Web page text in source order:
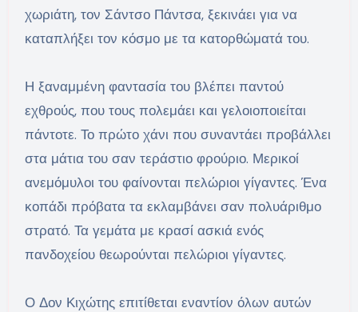
χωριάτη, τον Σάντσο Πάντσα, ξεκινάει για να
καταπλήξει τον κόσμο με τα κατορθώματά του.
Η ξαναμμένη φαντασία του βλέπει παντού
εχθρούς, που τους πολεμάει και γελοιοποιείται
πάντοτε. Το πρώτο χάνι που συναντάει προβάλλει
στα μάτια του σαν τεράστιο φρούριο. Μερικοί
ανεμόμυλοι του φαίνονται πελώριοι γίγαντες. Ένα
κοπάδι πρόβατα τα εκλαμβάνει σαν πολυάριθμο
στρατό. Τα γεμάτα με κρασί ασκιά ενός
πανδοχείου θεωρούνται πελώριοι γίγαντες.
Ο Δον Κιχώτης επιτίθεται εναντίον όλων αυτών